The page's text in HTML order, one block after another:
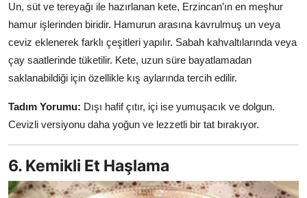
Un, süt ve tereyağı ile hazırlanan kete, Erzincan’ın en meşhur
hamur işlerinden biridir. Hamurun arasına kavrulmuş un veya
ceviz eklenerek farklı çeşitleri yapılır. Sabah kahvaltılarında veya
çay saatlerinde tüketilir. Kete, uzun süre bayatlamadan
saklanabildiği için özellikle kış aylarında tercih edilir.
Tadım Yorumu: Dışı hafif çıtır, içi ise yumuşacık ve dolgun.
Cevizli versiyonu daha yoğun ve lezzetli bir tat bırakıyor.
6. Kemikli Et Haşlama